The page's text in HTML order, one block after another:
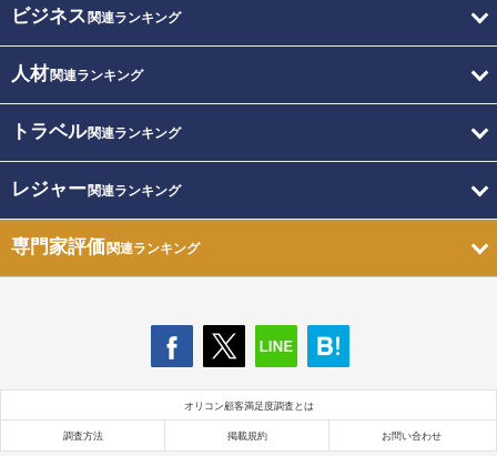
ビジネス 関連ランキング
人材関連ランキング
トラベル関連ランキング
レジャー関連ランキング
専門家評価関連ランキング
オリコン顧客満足度調査とは
調査方法 掲載規約 お問い合わせ